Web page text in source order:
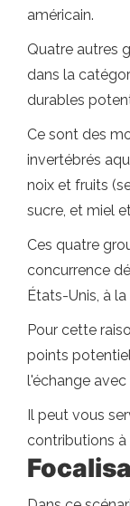
américain.
Quatre autres
dans la
durables
Ce sont des
invertébrés
noix et fruits
sucre, et miel
Ces quatre
concurrence
États-Unis, à
Pour cette
points
l'échange
Il peut vous
contributions